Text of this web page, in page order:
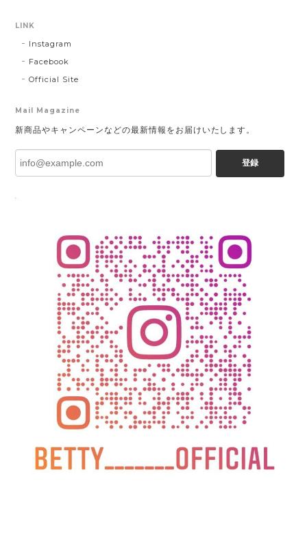
LINK
Instagram
Facebook
Official Site
Mail Magazine
新商品やキャンペーンなどの最新情報をお届けいたします。
登録